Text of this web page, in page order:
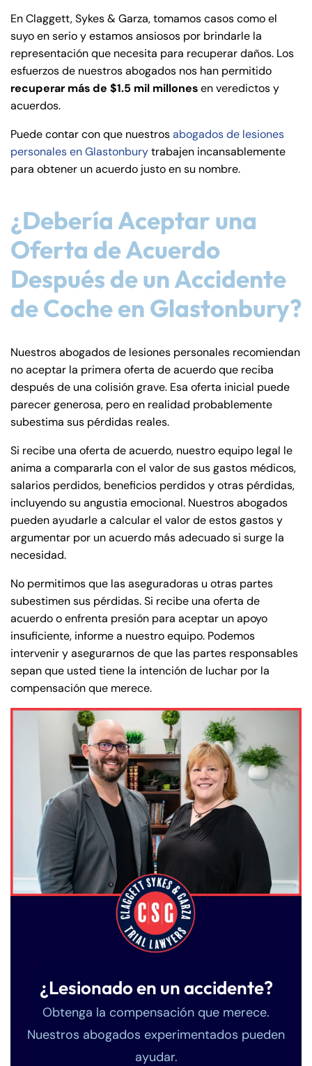
cu
En Claggett, Sykes & Garza, tomamos casos como el
suyo en serio y estamos ansiosos por brindarle la
representación que necesita para recuperar daños. Los
esfuerzos de nuestros abogados nos han permitido
recuperar más de $1.5 mil millonesen veredictos y
acuerdos.
Puede contar con que nuestrosabogados de lesiones
personales en Glastonburytrabajen incansablemente
para obtener un acuerdo justo en su nombre.
¿Debería Aceptar una
Oferta de Acuerdo
Después de un Accidente
de Coche en Glastonbury?
Nuestros abogados de lesiones personales recomiendan
no aceptar la primera oferta de acuerdo que reciba
después de una colisión grave. Esa oferta inicial puede
parecer generosa, pero en realidad probablemente
subestima sus pérdidas reales.
Si recibe una oferta de acuerdo, nuestro equipo legal le
anima a compararla con el valor de sus gastos médicos,
salarios perdidos, beneficios perdidos y otras pérdidas,
incluyendo su angustia emocional. Nuestros abogados
pueden ayudarle a calcular el valor de estos gastos y
argumentar por un acuerdo más adecuado si surge la
necesidad.
No permitimos que las aseguradoras u otras partes
subestimen sus pérdidas. Si recibe una oferta de
acuerdo o enfrenta presión para aceptar un apoyo
insuficiente, informe a nuestro equipo. Podemos
intervenir y asegurarnos de que las partes responsables
sepan que usted tiene la intención de luchar por la
compensación que merece.
¿Lesionado en un accidente?
Obtenga la compensación que merece.
Nuestros abogados experimentados pueden
ayudar.